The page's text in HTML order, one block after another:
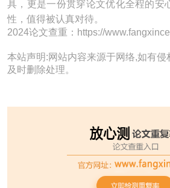
具，更是一份贯穿论文优化全程的安
性，值得被认真对待。
2024论文查重：https://
本站声明:网站内容来源于网络,如有侵
及时删除处理。